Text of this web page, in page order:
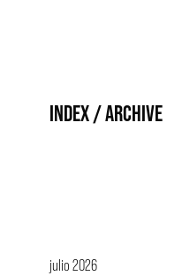
INDEX / ARCHIVE
julio 2026